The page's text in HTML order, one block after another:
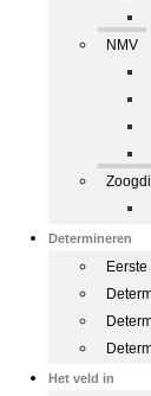
NMV
Determineren
Het veld in